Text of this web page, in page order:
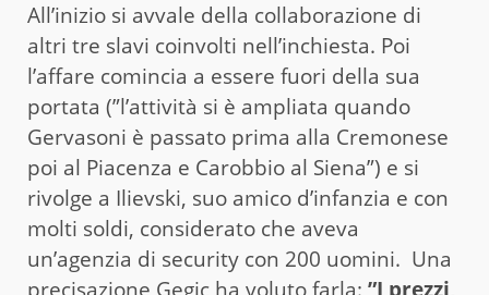
All’inizio si avvale della collaborazione di
altri tre slavi coinvolti nell’inchiesta. Poi
l’affare comincia a essere fuori della sua
portata (”l’attività si è ampliata quando
Gervasoni è passato prima alla Cremonese
poi al Piacenza e Carobbio al Siena”) e si
rivolge a Ilievski, suo amico d’infanzia e con
molti soldi, considerato che aveva
un’agenzia di security con 200 uomini. Una